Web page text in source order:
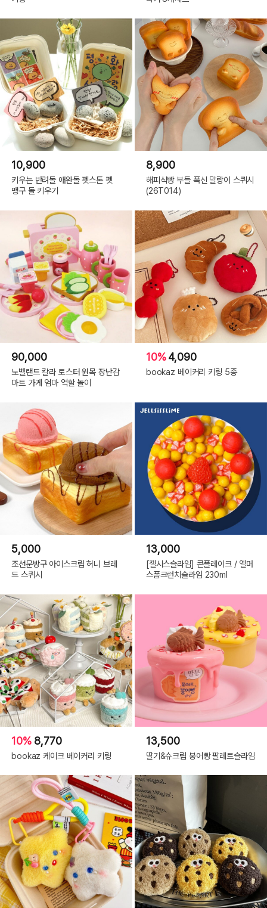
10,900
키우는 반려돌 애완돌 펫스톤 펫
맹구 돌 키우기
8,900
해피식빵 부들 폭신 말랑이 스퀴시
(26T014)
90,000
노벨랜드 칼라 토스터 원목 장난감
마트 가게 엄마 역할 놀이
10%4,090
bookaz 베이커리 키링 5종
5,000
조선문방구 아이스크림 허니 브레
드 스퀴시
13,000
[젤시스슬라임] 콘플레이크 / 엘머
스폼크런치슬라임 230ml
10% 8,770
bookaz 케이크 베이커리 키링
13,500
딸기&슈크림 붕어빵 팔레트슬라임